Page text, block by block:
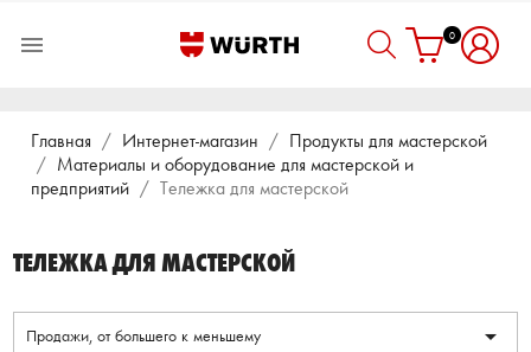
 0
Главная Интернет-магазин
Продукты для мастерской
Материалы и оборудование для мастерской и
предприятий
Тележка для мастерской
ТЕЛЕЖКА ДЛЯ МАСТЕРСКОЙ
Продажи, от большего к меньшему 